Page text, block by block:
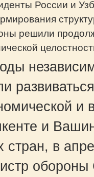
России и
решили
и
и
стран, в